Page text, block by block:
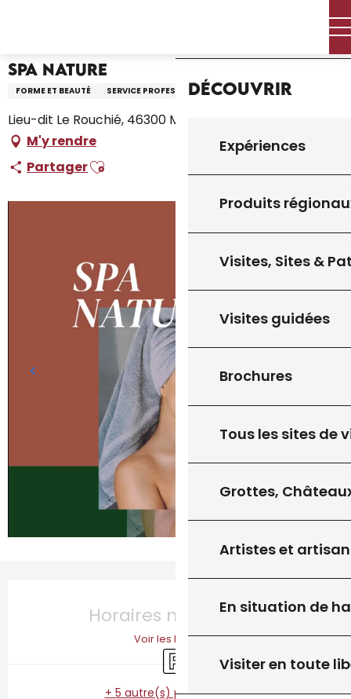
principal
Découvrir
Expériences
Produits
Visites, Sites &
Visites guidées
Brochures
Tous les sites de
Grottes,
Artistes et
En situation de
Visiter en toute
Spa Nature
FORME ET BEAUTÉ SERVICE PROFESSIONNEL
Lieu-dit Le Rouchié, 46300 Milhac
M'y rendre
PartagerAjouter aux favoris
Horaires non définis
Voir les horaires
Parking
+ 5 autre(s) prestation(s)